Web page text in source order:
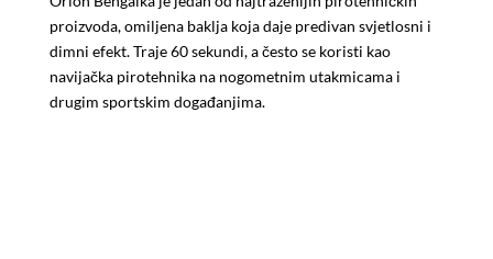
proizvoda, omiljena baklja koja daje predivan svjetlosni i
dimni efekt. Traje 60 sekundi, a često se koristi kao
navijačka pirotehnika na nogometnim utakmicama i
drugim sportskim događanjima.